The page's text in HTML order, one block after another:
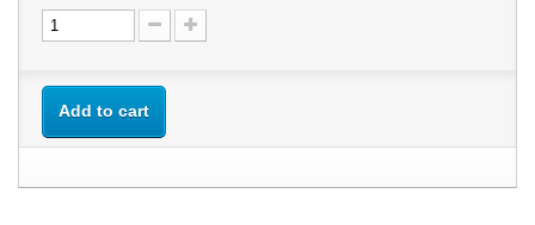
Add to cart